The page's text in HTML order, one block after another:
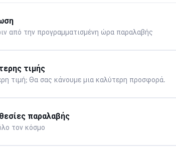
από την προγραμματισμένη ώρα παραλαβής
τιμής
τιμή; Θα σας κάνουμε μια καλύτερη προσφορά.
παραλαβής
τον κόσμο